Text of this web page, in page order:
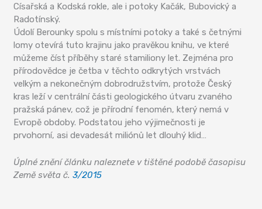
Císařská a Kodská rokle, ale i potoky Kačák, Bubovický a
Radotínský.
Údolí Berounky spolu s místními potoky a také s četnými
lomy otevírá tuto krajinu jako pravěkou knihu, ve které
můžeme číst příběhy staré stamiliony let. Zejména pro
přírodovědce je četba v těchto odkrytých vrstvách
velkým a nekonečným dobrodružstvím, protože Český
kras leží v centrální části geologického útvaru zvaného
pražská pánev, což je přírodní fenomén, který nemá v
Evropě obdoby. Podstatou jeho výjimečnosti je
prvohorní, asi devadesát miliónů let dlouhý klid…
Úplné znění článku naleznete v tištěné podobě časopisu
Země světa č.3/2015